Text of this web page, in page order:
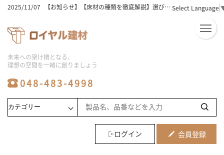
2025/11/07
【お知らせ】【床材の種類を徹底解説】選び方のコツとおすすめはこれ！
2025/11/07 【お知らせ】【床材おすすめ】初心者必見！失敗しない選び方と人気5選
2025/11/07
【お知らせ】ユニットバスの工事費用込み相場を徹底解説！安く抑えるコツは？
2025/11/07 【お知らせ】【ビニル床タイル】初心者でも簡単！選び方と敷き方のコツ
2025/11/07
【お知らせ】【激安】シャワーユニットを徹底比較！人気商品と選び方のコツ
2025/11/07
【お知らせ】【必見】シャワーユニットの人気メーカー徹底比較！
2025/11/06 【お知らせ】【保存版】システムバス価格の比較とおすすめ商品ランキング
2025/08/06 【お知らせ】ユニットバスの工事の費用相場と工期｜安くする方法や事例も解説
2025/08/06
【お知らせ】床材の種類は何がある？価格・特徴と部屋別に選び方も解説
2025/08/06 【お知らせ】【メーカー別】フロアタイルの特徴を比較！最適な選び方も紹介
【お知らせ】ユニットバス施工の費用相場と価格変動要因など業者向けに解説
【お知らせ】システムバスのサイズ選びで施主の不安を解消する提案方法を紹介
【お知らせ】浴室リフォームの費用相場や劣化のサイン5つを解説
Select Language
未来への架け橋となる、
理想の空間を一緒に創りましょう
048-483-4998
ログイン 会員登録